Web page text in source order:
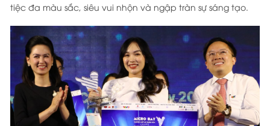
tiệc đa màu sắc, siêu vui nhộn và ngập tràn sự sáng tạo.